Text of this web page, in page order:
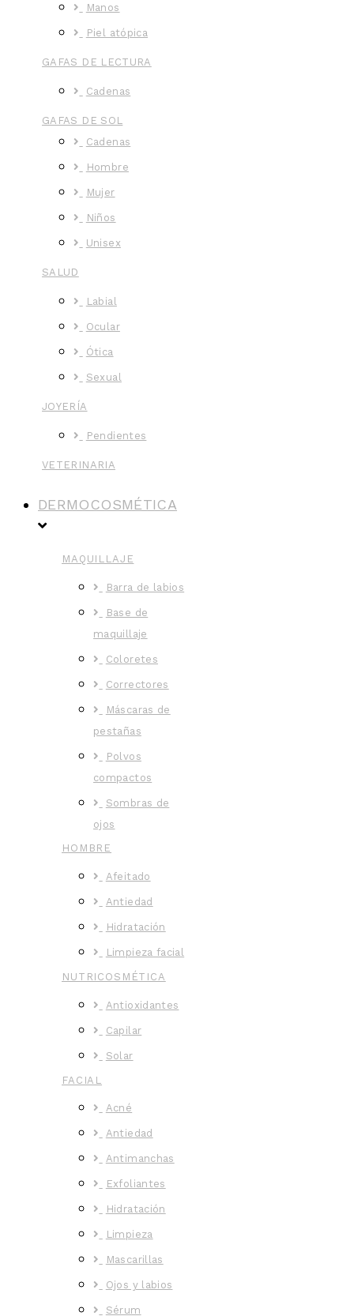
Manos
Piel atópica
GAFAS DE LECTURA
Cadenas
GAFAS DE SOL
Cadenas
Hombre
Mujer
Niños
Unisex
SALUD
Labial
Ocular
Ótica
Sexual
JOYERÍA
Pendientes
VETERINARIA
DERMOCOSMÉTICA
MAQUILLAJE
Barra de labios
Base de
maquillaje
Coloretes
Correctores
Máscaras de
pestañas
Polvos
compactos
Sombras de
ojos
HOMBRE
Afeitado
Antiedad
Hidratación
Limpieza facial
NUTRICOSMÉTICA
Antioxidantes
Capilar
Solar
FACIAL
Acné
Antiedad
Antimanchas
Exfoliantes
Hidratación
Limpieza
Mascarillas
Ojos y labios
Sérum